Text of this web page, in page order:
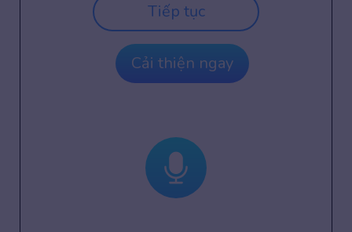
Tiếp tục
Cải thiện ngay